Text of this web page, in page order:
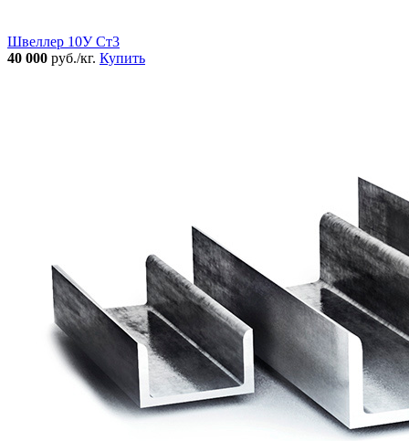
Швеллер 10У Ст3
40 000 руб./кг. Купить